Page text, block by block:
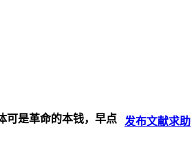
发布文献求助
可是革命的本钱，早点